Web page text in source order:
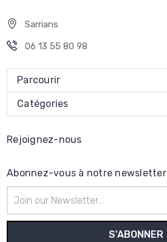
Sarrians
06 13 55 80 98
Parcourir
Catégories
Rejoignez-nous
Abonnez-vous à notre newsletter
e-
mail